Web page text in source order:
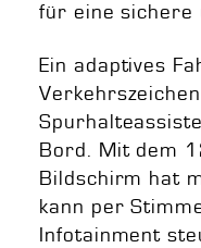
für eine sichere
Ein adaptives
Bord. Mit dem
Bildschirm hat
kann per
Infotainment